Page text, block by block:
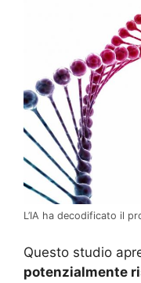
L’IA ha decodificato il
Questo studio
potenzialmente